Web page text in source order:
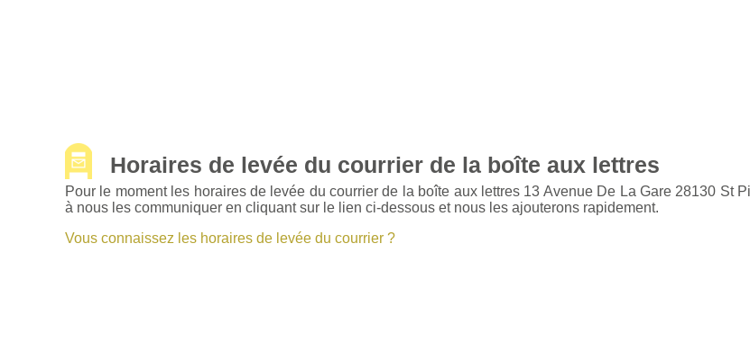
Horaires de levée du courrier de la boîte aux lettres
Pour le moment les horaires de levée du courrier de la boîte aux lettres 13 Avenue De La Gare 28130 St
à nous les communiquer en cliquant sur le lien ci-dessous et nous les ajouterons rapidement.
Vous connaissez les horaires de levée du courrier ?